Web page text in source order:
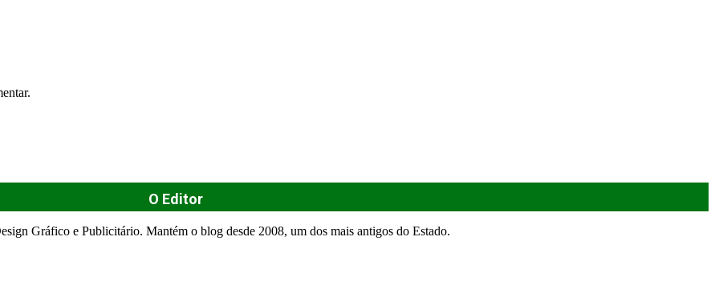
O Editor
Gráfico e Publicitário. Mantém o blog desde 2008, um dos mais antigos do Estado.